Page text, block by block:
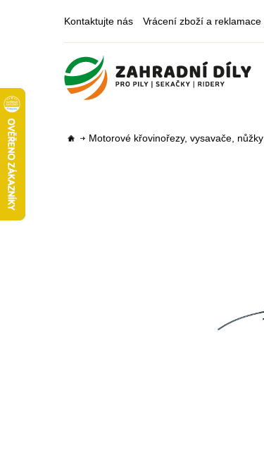
Kontaktujte nás Vrácení zboží a reklamace
Motorové křovinořezy, vysavače, nůžky